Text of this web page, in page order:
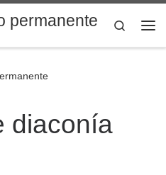
permanente
Search
diaconía